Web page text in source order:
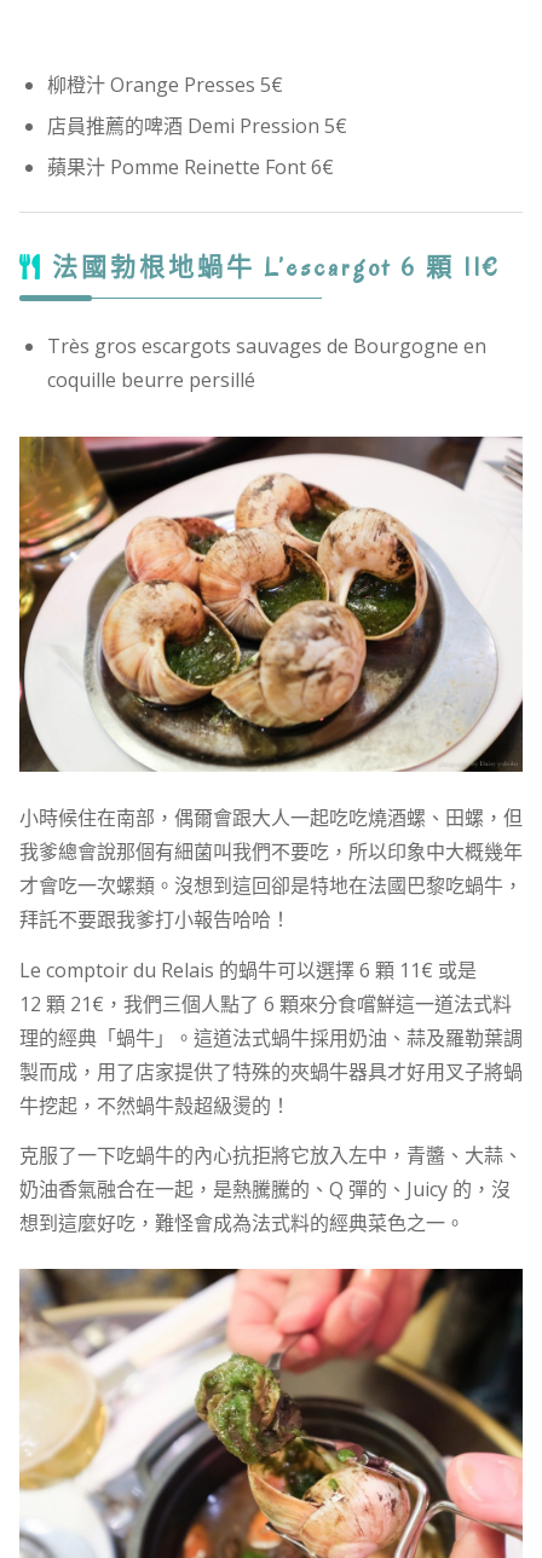
柳橙汁 Orange Presses 5€
店員推薦的啤酒 Demi Pression 5€
蘋果汁 Pomme Reinette Font 6€
法國勃根地蝸牛 L’escargot 6 顆 11€
Très gros escargots sauvages de Bourgogne en
coquille beurre persillé
小時候住在南部，偶爾會跟大人一起吃吃燒酒螺、田螺，但
我爹總會說那個有細菌叫我們不要吃，所以印象中大概幾年
才會吃一次螺類。沒想到這回卻是特地在法國巴黎吃蝸牛，
拜託不要跟我爹打小報告哈哈！
Le comptoir du Relais 的蝸牛可以選擇 6 顆 11€ 或是
12 顆 21€，我們三個人點了 6 顆來分食嚐鮮這一道法式料
理的經典「蝸牛」。這道法式蝸牛採用奶油、蒜及羅勒葉調
製而成，用了店家提供了特殊的夾蝸牛器具才好用叉子將蝸
牛挖起，不然蝸牛殼超級燙的！
克服了一下吃蝸牛的內心抗拒將它放入左中，青醬、大蒜、
奶油香氣融合在一起，是熱騰騰的、Q 彈的、Juicy 的，沒
想到這麼好吃，難怪會成為法式料的經典菜色之一。